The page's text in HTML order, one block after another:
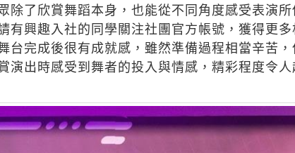
除了欣賞舞蹈本身，也能從不同角度感受表演
有興趣入社的同學關注社團官方帳號，獲得更多
完成後很有成就感，雖然準備過程相當辛苦
演出時感受到舞者的投入與情感，精彩程度令